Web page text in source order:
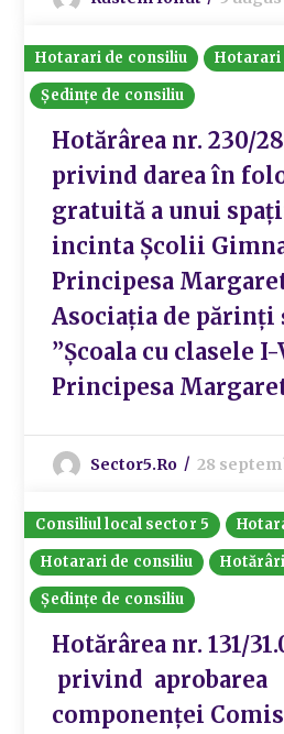
Hotarari de consiliu
Hotarari
Ședințe de consiliu
Hotărârea nr. 230/
privind darea în
gratuită a unui
incinta Școlii
Principesa
Asociația de
”Școala cu clasele I-
Principesa
Sector5.ro 28
Consiliul local sector 5
Hotarari de consiliu
Ședințe de consiliu
Hotărârea nr. 131/
privind aprobarea
componenței